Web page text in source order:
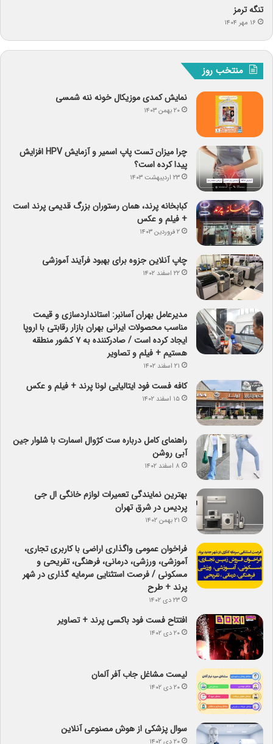
تنگه ترمز
۱۶ مهر ۱۴۰۴
منتخب روز
نمایش کمدی موزیکال خونه ننه شمسی
۲۰ بهمن ۱۴۰۳
چرا میزان تست پاپ اسمیر و آزمایش HPV افزایش
پیدا کرده است؟
۲۳ اردیبهشت ۱۴۰۳
کبابخانه پرند، همان رستوران بزرگ قدیمی پرند است
+ فیلم و عکس
۲ فروردین ۱۴۰۳
چاپ آنلاین جزوه برای بهبود فرآیند آموزشی
۲۲ اسفند ۱۴۰۲
مدیرعامل بهران آسانبر: استانداردسازی و قیمت
مناسب محصولات ایرانی بهران بازار رقابتی با اروپا
ایجاد کرده است / صادرکننده به ۷ کشور منطقه
هستیم + فیلم و تصاویر
۲۱ اسفند ۱۴۰۲
کافه فست فود ایتالیایی لونا پرند + فیلم و عکس
۱۵ اسفند ۱۴۰۲
راهنمای کامل درباره ست کژوال اسمارت با شلوار جین
آبی روشن
۸ اسفند ۱۴۰۲
بهترین نمایندگی تعمیرات لوازم خانگی ال جی
پردیس در شرق تهران
۲۱ بهمن ۱۴۰۲
فراخوان عمومی واگذاری اراضی با کاربری تجاری،
آموزشی، ورزشی، درمانی، فرهنگی، تفریحی و
مسکونی / فرصت استثنایی سرمایه گذاری در شهر
پرند + طرح
۲۳ دی ۱۴۰۲
افتتاح فست فود باکسی پرند + تصاویر
۲۰ دی ۱۴۰۲
لیست مشاغل جاب آفر آلمان
۲۰ دی ۱۴۰۲
سوال پزشکی از هوش مصنوعی آنلاین
۲۰ دی ۱۴۰۲